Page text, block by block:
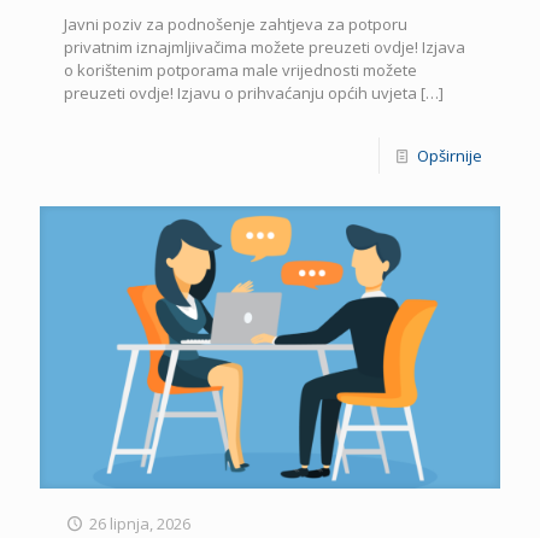
Javni poziv za podnošenje zahtjeva za potporu
privatnim iznajmljivačima možete preuzeti ovdje! Izjava
o korištenim potporama male vrijednosti možete
preuzeti ovdje! Izjavu o prihvaćanju općih uvjeta […]
Opširnije
26 lipnja, 2026